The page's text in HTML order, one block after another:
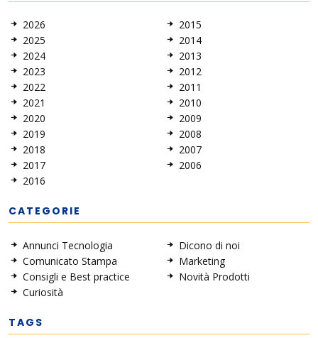
2026
2025
2024
2023
2022
2021
2020
2019
2018
2017
2016
2015
2014
2013
2012
2011
2010
2009
2008
2007
2006
CATEGORIE
Annunci Tecnologia
Comunicato Stampa
Consigli e Best practice
Curiosità
Dicono di noi
Marketing
Novità Prodotti
TAGS